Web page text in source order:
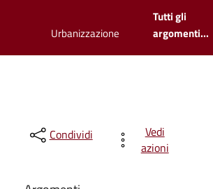
Urbanizzazione
Tutti gli
argomenti...
Condividi
Vedi
azioni